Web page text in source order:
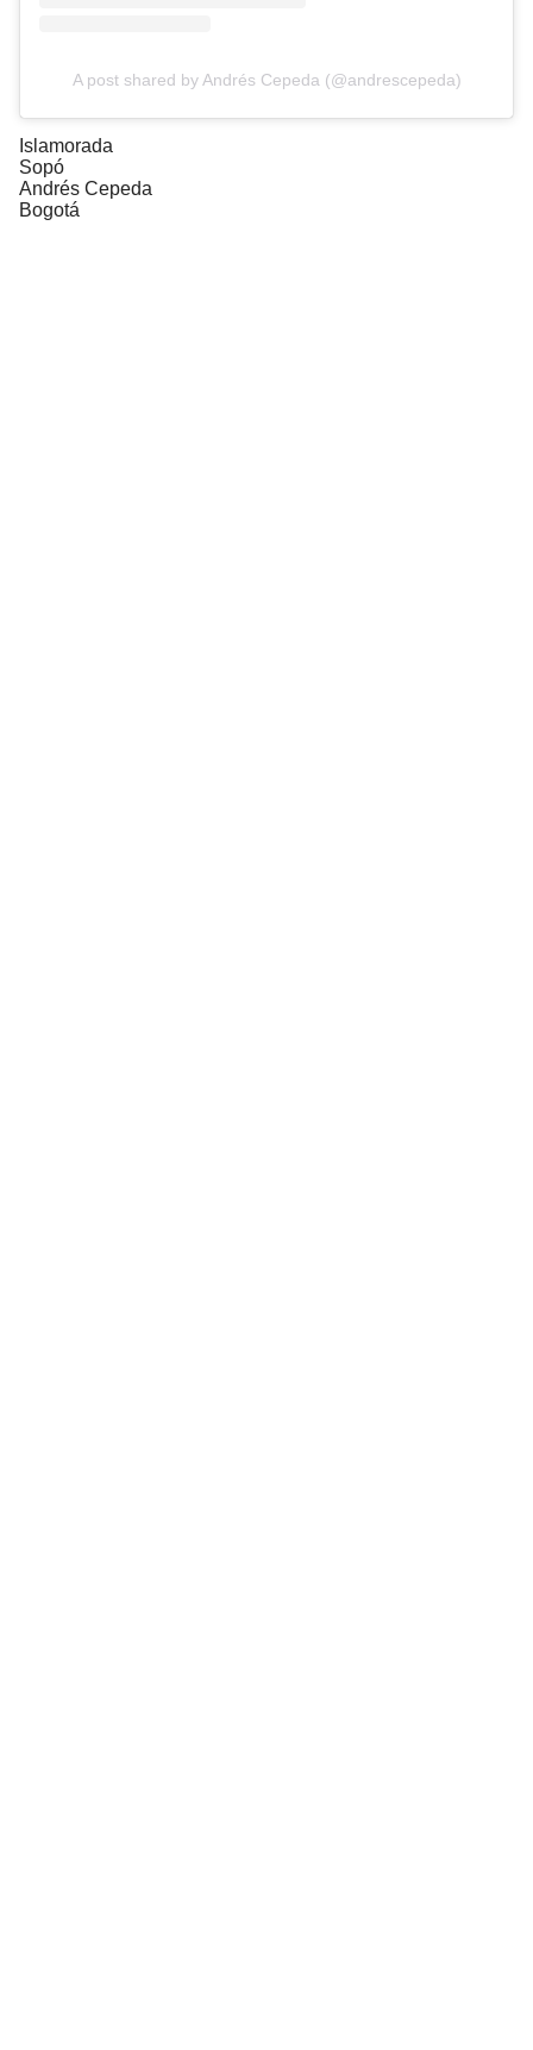
A post shared by Andrés Cepeda (@andrescepeda)
Islamorada
Sopó
Andrés Cepeda
Bogotá